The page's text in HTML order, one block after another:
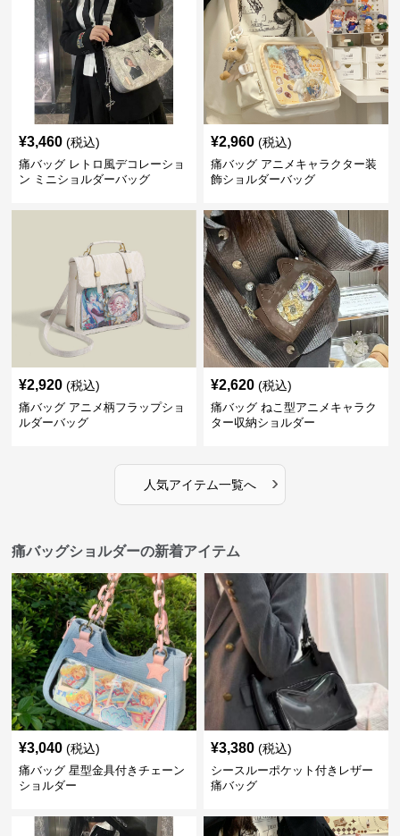
¥3,460 (税込)
痛バッグ レトロ風デコレーショ
ン ミニショルダーバッグ
¥2,960 (税込)
痛バッグ アニメキャラクター装
飾ショルダーバッグ
¥2,920 (税込)
痛バッグ アニメ柄フラップショ
ルダーバッグ
¥2,620 (税込)
痛バッグ ねこ型アニメキャラク
ター収納ショルダー
人気アイテム一覧へ ›
痛バッグショルダーの新着アイテム
¥3,040 (税込)
痛バッグ 星型金具付きチェーン
ショルダー
¥3,380 (税込)
シースルーポケット付きレザー
痛バッグ